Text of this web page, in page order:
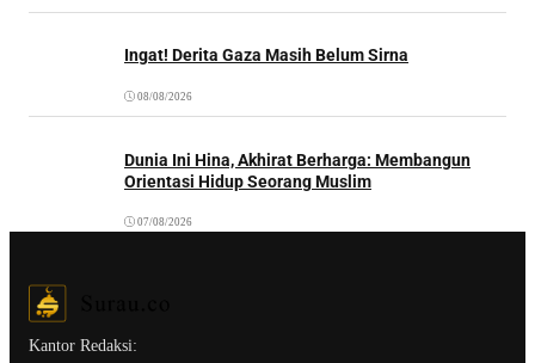
Ingat! Derita Gaza Masih Belum Sirna
08/08/2026
Dunia Ini Hina, Akhirat Berharga: Membangun
Orientasi Hidup Seorang Muslim
07/08/2026
Kantor Redaksi: